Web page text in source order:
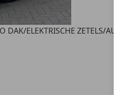
DAK/ELEKTRISCHE ZETELS/